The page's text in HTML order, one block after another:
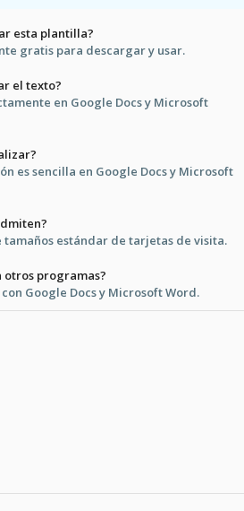
esta plantilla?
gratis para descargar y usar.
el texto?
en Google Docs y Microsoft
es sencilla en Google Docs y Microsoft
estándar de tarjetas de visita.
otros programas?
Google Docs y Microsoft Word.